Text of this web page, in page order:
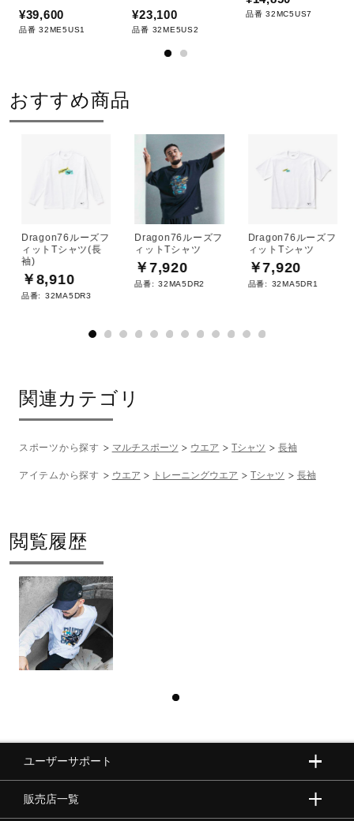
¥39,600
品番 32ME5US1
¥23,100
品番 32ME5US2
品番 32MC5US7
おすすめ商品
Dragon76ルーズフ
ィットTシャツ(長
袖)
￥8,910
品番: 32MA5DR3
Dragon76ルーズフ
ィットTシャツ
￥7,920
品番: 32MA5DR2
Dragon76ルーズフ
ィットTシャツ
￥7,920
品番: 32MA5DR1
関連カテゴリ
スポーツから探す マルチスポーツ ウエア Tシャツ 長袖
アイテムから探す ウエア トレーニングウエア Tシャツ 長袖
閲覧履歴
ユーザーサポート
販売店一覧